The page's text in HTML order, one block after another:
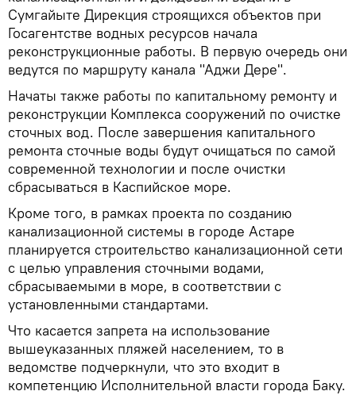
Сумгайыте Дирекция строящихся объектов при
Госагентстве водных ресурсов начала
реконструкционные работы. В первую очередь они
ведутся по маршруту канала "Аджи Дере".
Начаты также работы по капитальному ремонту и
реконструкции Комплекса сооружений по очистке
сточных вод. После завершения капитального
ремонта сточные воды будут очищаться по самой
современной технологии и после очистки
сбрасываться в Каспийское море.
Кроме того, в рамках проекта по созданию
канализационной системы в городе Астаре
планируется строительство канализационной сети
с целью управления сточными водами,
сбрасываемыми в море, в соответствии с
установленными стандартами.
Что касается запрета на использование
вышеуказанных пляжей населением, то в
ведомстве подчеркнули, что это входит в
компетенцию Исполнительной власти города Баку.